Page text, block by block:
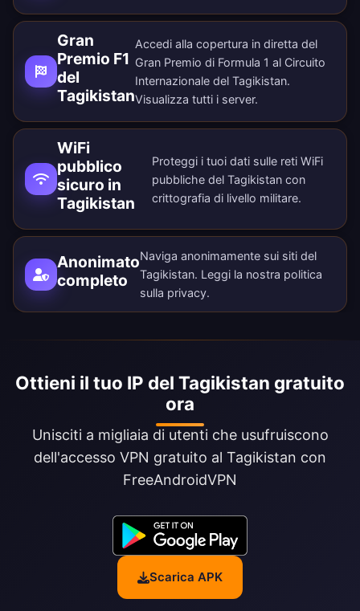
Gran
Premio F1
del
Tagikistan
Accedi alla copertura in diretta del
Gran Premio di Formula 1 al Circuito
Internazionale del Tagikistan.
Visualizza tutti i server.
WiFi
pubblico
sicuro in
Tagikistan
Proteggi i tuoi dati sulle reti WiFi
pubbliche del Tagikistan con
crittografia di livello militare.
Anonimato
completo
Naviga anonimamente sui siti del
Tagikistan. Leggi la nostra politica
sulla privacy.
Ottieni il tuo IP del Tagikistan gratuito
ora
Unisciti a migliaia di utenti che usufruiscono
dell'accesso VPN gratuito al Tagikistan con
FreeAndroidVPN
Scarica APK